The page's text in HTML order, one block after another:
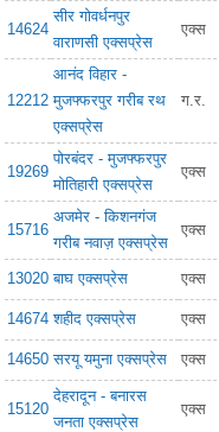
14624
सीर गोवर्धनपुर
वाराणसी एक्सप्रेस
एक्स
12212
आनंद विहार -
मुजफ्फरपुर गरीब रथ
एक्सप्रेस
ग.र.
19269
पोरबंदर - मुजफ्फरपुर
मोतिहारी एक्सप्रेस
एक्स
15716
अजमेर - किशनगंज
गरीब नवाज़ एक्सप्रेस
एक्स
13020 बाघ एक्सप्रेस एक्स
14674 शहीद एक्सप्रेस एक्स
14650 सरयू यमुना एक्सप्रेस एक्स
15120
देहरादून - बनारस
जनता एक्सप्रेस
एक्स